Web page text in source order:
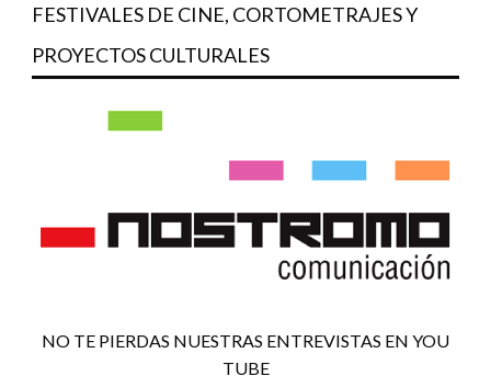
FESTIVALES DE CINE, CORTOMETRAJES Y
PROYECTOS CULTURALES
NO TE PIERDAS NUESTRAS ENTREVISTAS EN YOU
TUBE